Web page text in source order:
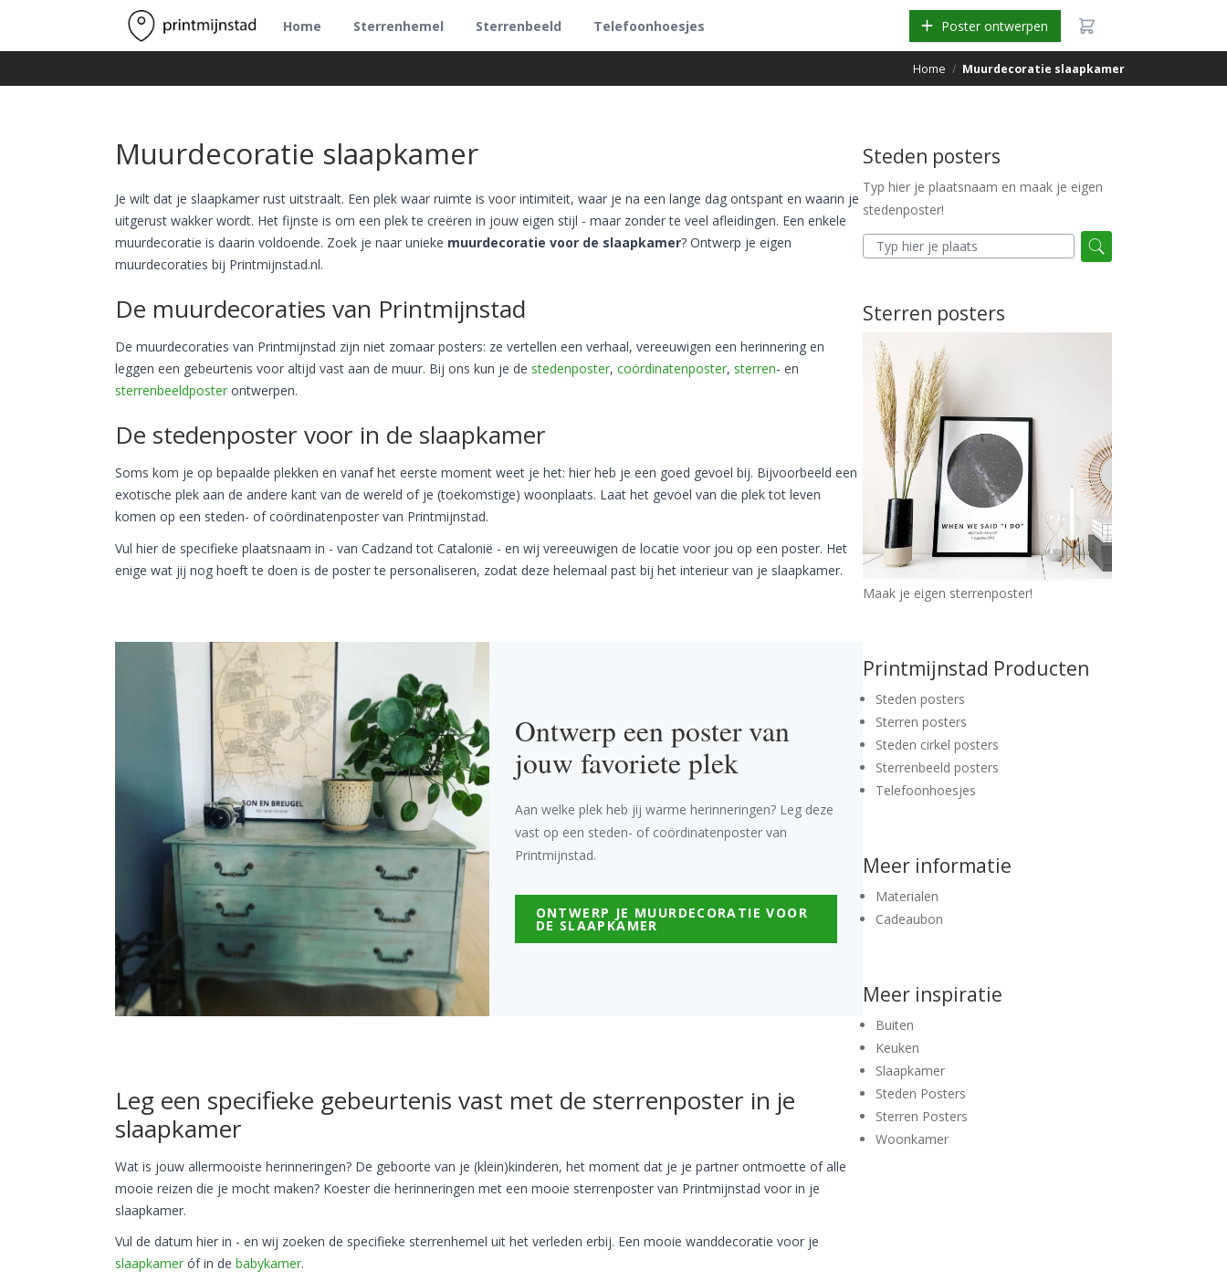
Home Sterrenhemel Sterrenbeeld Telefoonhoesjes Poster ontwerpen
Home / Muurdecoratie slaapkamer
Muurdecoratie slaapkamer
Je wilt dat je slaapkamer rust uitstraalt. Een plek waar ruimte is voor intimiteit, waar je na een lange dag ontspant en waarin je
uitgerust wakker wordt. Het fijnste is om een plek te creëren in jouw eigen stijl - maar zonder te veel afleidingen. Een enkele
muurdecoratie is daarin voldoende. Zoek je naar unieke muurdecoratie voor de slaapkamer? Ontwerp je eigen
muurdecoraties bij Printmijnstad.nl.
De muurdecoraties van Printmijnstad
De muurdecoraties van Printmijnstad zijn niet zomaar posters: ze vertellen een verhaal, vereeuwigen een herinnering en
leggen een gebeurtenis voor altijd vast aan de muur. Bij ons kun je de stedenposter, coördinatenposter, sterren- en
sterrenbeeldposter ontwerpen.
De stedenposter voor in de slaapkamer
Soms kom je op bepaalde plekken en vanaf het eerste moment weet je het: hier heb je een goed gevoel bij. Bijvoorbeeld een
exotische plek aan de andere kant van de wereld of je (toekomstige) woonplaats. Laat het gevoel van die plek tot leven
komen op een steden- of coördinatenposter van Printmijnstad.
Vul hier de specifieke plaatsnaam in - van Cadzand tot Catalonië - en wij vereeuwigen de locatie voor jou op een poster. Het
enige wat jij nog hoeft te doen is de poster te personaliseren, zodat deze helemaal past bij het interieur van je slaapkamer.
Ontwerp een poster van
jouw favoriete plek
Aan welke plek heb jij warme herinneringen? Leg deze
vast op een steden- of coördinatenposter van
Printmijnstad.
ONTWERP JE MUURDECORATIE VOOR
DE SLAAPKAMER
Leg een specifieke gebeurtenis vast met de sterrenposter in je
slaapkamer
Wat is jouw allermooiste herinneringen? De geboorte van je (klein)kinderen, het moment dat je je partner ontmoette of alle
mooie reizen die je mocht maken? Koester die herinneringen met een mooie sterrenposter van Printmijnstad voor in je
slaapkamer.
Vul de datum hier in - en wij zoeken de specifieke sterrenhemel uit het verleden erbij. Een mooie wanddecoratie voor je
slaapkamer óf in de babykamer.
Steden posters
Typ hier je plaatsnaam en maak je eigen
stedenposter!
Sterren posters
Maak je eigen sterrenposter!
Printmijnstad Producten
Steden posters
Sterren posters
Steden cirkel posters
Sterrenbeeld posters
Telefoonhoesjes
Meer informatie
Materialen
Cadeaubon
Meer inspiratie
Buiten
Keuken
Slaapkamer
Steden Posters
Sterren Posters
Woonkamer